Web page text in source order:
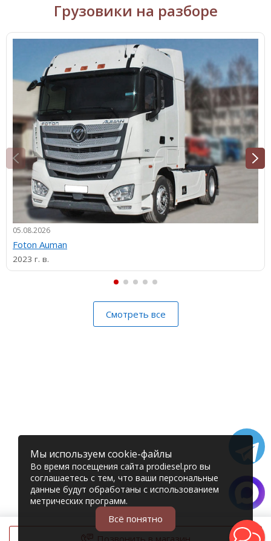
Грузовики на разборе
05.08.2026
Foton Auman
2023 г. в.
Смотреть все
Мы используем cookie-файлы
Во время посещения сайта prodiesel.pro вы
соглашаетесь с тем, что ваши персональные
данные будут обработаны с использованием
метрических программ.
Всё понятно